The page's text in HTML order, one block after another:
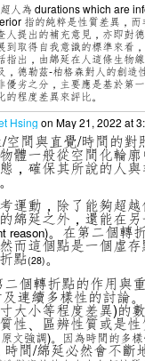
人為 durations which are
指的純粹是性質差異，
人提出的補充意見，亦即尌
到取得自我意識的標準來看
指出，由綿延在人這條生物
，德勒茲-柏格森對人的創
優劣之分，主要應是基於第
程度差異來評比。
Hsing on May 21, 2022 at
空間與直覺/時間的
體一般從空間化輪
，確保其所說的人
運動，除了能夠超
綿延之外，還能在
reason)。在第二個轉
而這個點是一個虛
點(28)。
個轉折點的作用與
連續多樣性的討論
大小等程度差異)的
性、區辨性質或是
文強調)。因為時間的多
時間/綿延必然會不斷